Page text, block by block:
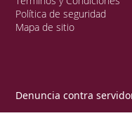
Política de seguridad
Mapa de sitio
Denuncia contra